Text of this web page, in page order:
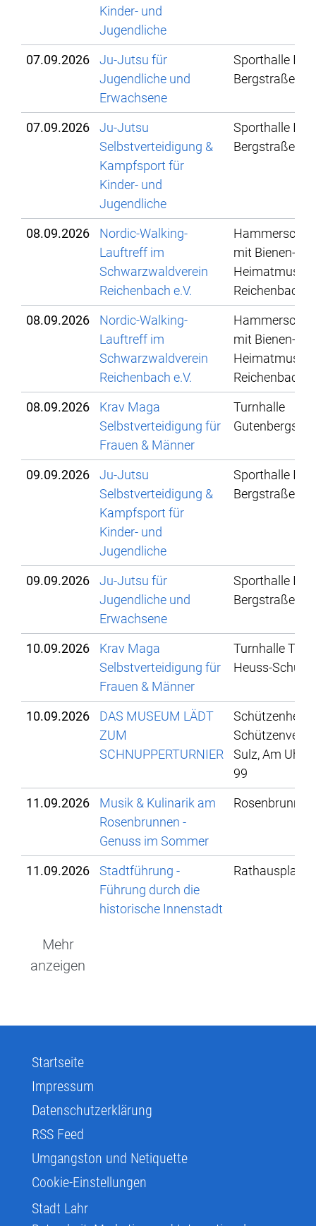
Kinder- und
Jugendliche
07.09.2026
Ju-Jutsu für
Jugendliche und
Erwachsene
Sporthalle IBG,
Bergstraße 78
07.09.2026
Ju-Jutsu
Selbstverteidigung &
Kampfsport für
Kinder- und
Jugendliche
Sporthalle IBG,
Bergstraße 78
08.09.2026
Nordic-Walking-
Lauftreff im
Schwarzwaldverein
Reichenbach e.V.
mit Bienen-
Reichenbach
08.09.2026
Nordic-Walking-
Lauftreff im
Schwarzwaldverein
Reichenbach e.V.
mit Bienen-
Reichenbach
08.09.2026
Krav Maga
Selbstverteidigung für
Frauen & Männer
Turnhalle
09.09.2026
Ju-Jutsu
Selbstverteidigung &
Kampfsport für
Kinder- und
Jugendliche
Sporthalle IBG,
Bergstraße 78
09.09.2026
Ju-Jutsu für
Jugendliche und
Erwachsene
Sporthalle IBG,
Bergstraße 78
10.09.2026
Krav Maga
Selbstverteidigung für
Frauen & Männer
Turnhalle
Heuss-Schule
10.09.2026
DAS MUSEUM LÄDT
ZUM
SCHNUPPERTURNIER
Schützenheim
Sulz, Am
99
11.09.2026
Musik & Kulinarik am
Rosenbrunnen -
Genuss im Sommer
Rosenbrunnen
11.09.2026
Stadtführung -
Führung durch die
historische Innenstadt
Rathausplatz
Mehr
anzeigen
Startseite
Impressum
Datenschutzerklärung
RSS Feed
Umgangston und Netiquette
Cookie-Einstellungen
Stadt Lahr